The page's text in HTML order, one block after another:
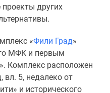
других
«Фили Град»
МФК и первым
Комплекс расположен
вл. 5, недалеко от
и исторического